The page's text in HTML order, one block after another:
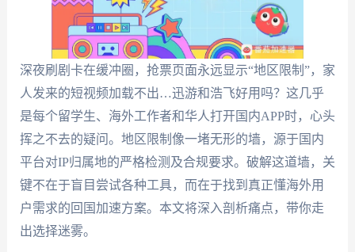
深夜刷剧卡在缓冲圈，抢票页面永远显示“地区限制”，家
人发来的短视频加载不出…迅游和浩飞好用吗？这几乎
是每个留学生、海外工作者和华人打开国内APP时，心头
挥之不去的疑问。地区限制像一堵无形的墙，源于国内
平台对IP归属地的严格检测及合规要求。破解这道墙，关
键不在于盲目尝试各种工具，而在于找到真正懂海外用
户需求的回国加速方案。本文将深入剖析痛点，带你走
出选择迷雾。